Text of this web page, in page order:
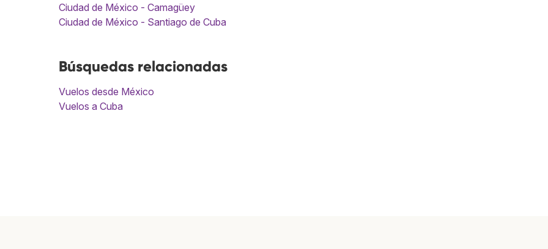
Ciudad de México - Camagüey
Ciudad de México - Santiago de Cuba
Búsquedas relacionadas
Vuelos desde México
Vuelos a Cuba